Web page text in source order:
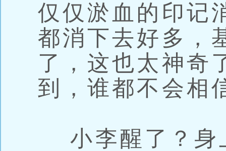
仅仅淤血的印记
都消下去好多，
了，这也太神奇
到，谁都不会相
小李醒了？身